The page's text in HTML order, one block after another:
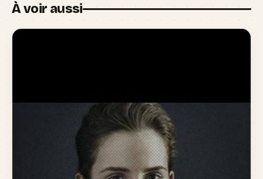
À voir aussi